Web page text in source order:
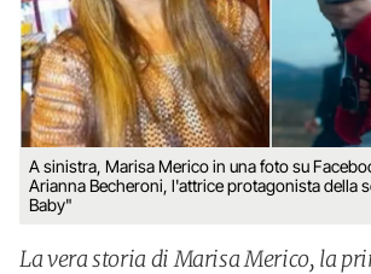
A sinistra, Marisa Merico in una foto su
Arianna Becheroni, l'attrice protagonista della
Baby"
La vera storia di Marisa Merico, la